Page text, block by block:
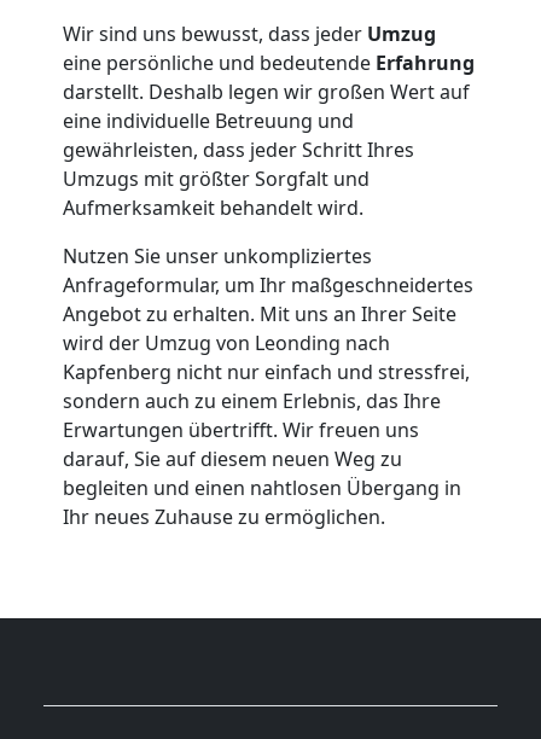
Wir sind uns bewusst, dass jeder Umzug
eine persönliche und bedeutende Erfahrung
darstellt. Deshalb legen wir großen Wert auf
eine individuelle Betreuung und
gewährleisten, dass jeder Schritt Ihres
Umzugs mit größter Sorgfalt und
Aufmerksamkeit behandelt wird.
Nutzen Sie unser unkompliziertes
Anfrageformular, um Ihr maßgeschneidertes
Angebot zu erhalten. Mit uns an Ihrer Seite
wird der Umzug von Leonding nach
Kapfenberg nicht nur einfach und stressfrei,
sondern auch zu einem Erlebnis, das Ihre
Erwartungen übertrifft. Wir freuen uns
darauf, Sie auf diesem neuen Weg zu
begleiten und einen nahtlosen Übergang in
Ihr neues Zuhause zu ermöglichen.